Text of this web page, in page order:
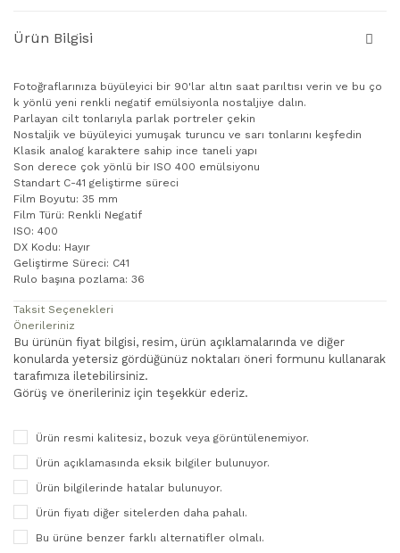
Ürün Bilgisi
Fotoğraflarınıza büyüleyici bir 90'lar altın saat parıltısı verin ve bu ço
k yönlü yeni renkli negatif emülsiyonla nostaljiye dalın.
Parlayan cilt tonlarıyla parlak portreler çekin
Nostaljik ve büyüleyici yumuşak turuncu ve sarı tonlarını keşfedin
Klasik analog karaktere sahip ince taneli yapı
Son derece çok yönlü bir ISO 400 emülsiyonu
Standart C-41 geliştirme süreci
Film Boyutu: 35 mm
Film Türü: Renkli Negatif
ISO: 400
DX Kodu: Hayır
Geliştirme Süreci: C41
Rulo başına pozlama: 36
Taksit Seçenekleri
Önerileriniz
Bu ürünün fiyat bilgisi, resim, ürün açıklamalarında ve diğer
konularda yetersiz gördüğünüz noktaları öneri formunu kullanarak
tarafımıza iletebilirsiniz.
Görüş ve önerileriniz için teşekkür ederiz.
Ürün resmi kalitesiz, bozuk veya görüntülenemiyor.
Ürün açıklamasında eksik bilgiler bulunuyor.
Ürün bilgilerinde hatalar bulunuyor.
Ürün fiyatı diğer sitelerden daha pahalı.
Bu ürüne benzer farklı alternatifler olmalı.